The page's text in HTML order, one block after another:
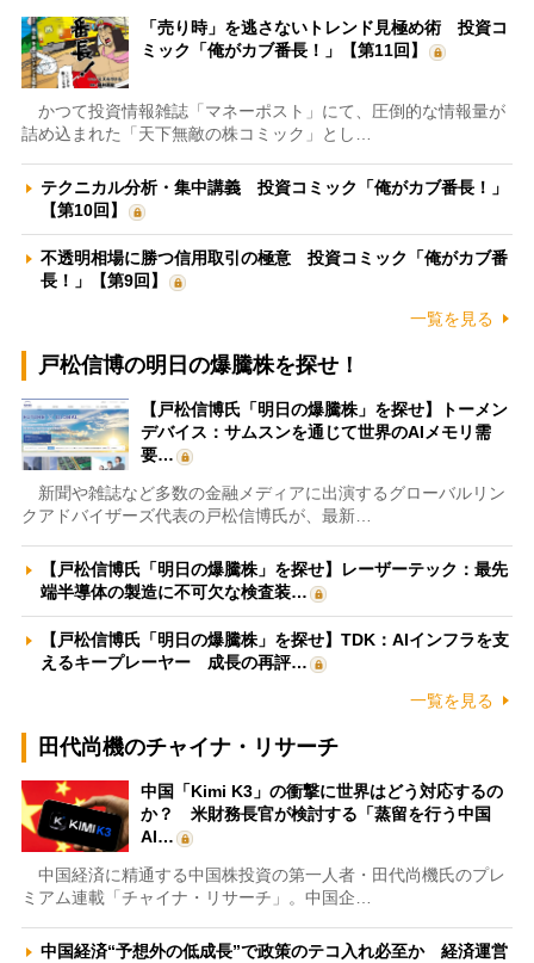
「売り時」を逃さないトレンド見極め術 投資コ
ミック「俺がカブ番長！」【第11回】
かつて投資情報雑誌「マネーポスト」にて、圧倒的な情報量が
詰め込まれた「天下無敵の株コミック」とし…
テクニカル分析・集中講義 投資コミック「俺がカブ番長！」
【第10回】
不透明相場に勝つ信用取引の極意 投資コミック「俺がカブ番
長！」【第9回】
一覧を見る
戸松信博の明日の爆騰株を探せ！
【戸松信博氏「明日の爆騰株」を探せ】トーメン
デバイス：サムスンを通じて世界のAIメモリ需
要…
新聞や雑誌など多数の金融メディアに出演するグローバルリン
クアドバイザーズ代表の戸松信博氏が、最新…
【戸松信博氏「明日の爆騰株」を探せ】レーザーテック：最先
端半導体の製造に不可欠な検査装…
【戸松信博氏「明日の爆騰株」を探せ】TDK：AIインフラを支
えるキープレーヤー 成長の再評…
一覧を見る
田代尚機のチャイナ・リサーチ
中国「Kimi K3」の衝撃に世界はどう対応するの
か？ 米財務長官が検討する「蒸留を行う中国
AI…
中国経済に精通する中国株投資の第一人者・田代尚機氏のプレ
ミアム連載「チャイナ・リサーチ」。中国企…
中国経済“予想外の低成長”で政策のテコ入れ必至か 経済運営